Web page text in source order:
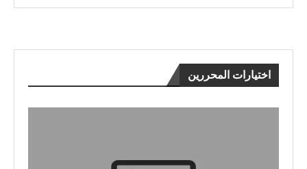
اختيارات المحررين